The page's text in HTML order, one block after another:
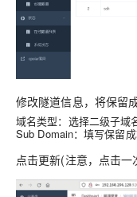
修改隧道信息，将保留
域名类型：选择二级子域
Sub Domain：填写保留
点击更新(注意，点击一